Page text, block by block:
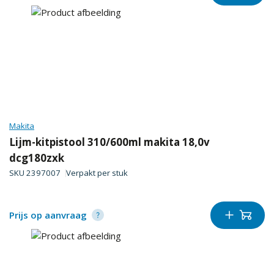
Makita
Lijm-kitpistool 310/600ml makita 18,0v
dcg180zxk
SKU 2397007 Verpakt per stuk
Prijs op aanvraag